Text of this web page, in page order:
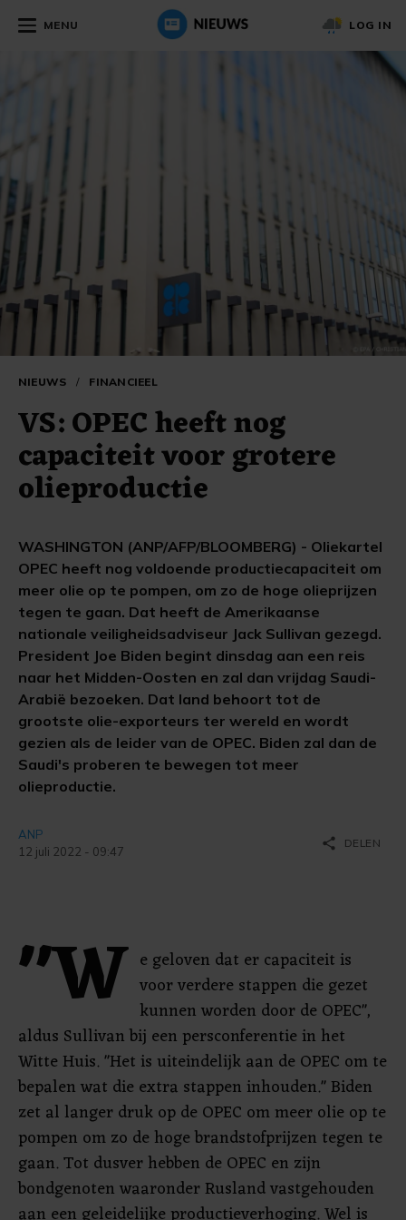
MENU LOG IN
NIEUWS / FINANCIEEL
VS: OPEC heeft nog
capaciteit voor grotere
olieproductie
WASHINGTON (ANP/AFP/BLOOMBERG) - Oliekartel
OPEC heeft nog voldoende productiecapaciteit om
meer olie op te pompen, om zo de hoge olieprijzen
tegen te gaan. Dat heeft de Amerikaanse
nationale veiligheidsadviseur Jack Sullivan gezegd.
President Joe Biden begint dinsdag aan een reis
naar het Midden-Oosten en zal dan vrijdag Saudi-
Arabië bezoeken. Dat land behoort tot de
grootste olie-exporteurs ter wereld en wordt
gezien als de leider van de OPEC. Biden zal dan de
Saudi's proberen te bewegen tot meer
olieproductie.
ANP
12 juli 2022 - 09:47
share DELEN
"W e geloven dat er capaciteit is
voor verdere stappen die gezet
kunnen worden door de OPEC",
aldus Sullivan bij een persconferentie in het
Witte Huis. "Het is uiteindelijk aan de OPEC om te
bepalen wat die extra stappen inhouden." Biden
zet al langer druk op de OPEC om meer olie op te
pompen om zo de hoge brandstofprijzen tegen te
gaan. Tot dusver hebben de OPEC en zijn
bondgenoten waaronder Rusland vastgehouden